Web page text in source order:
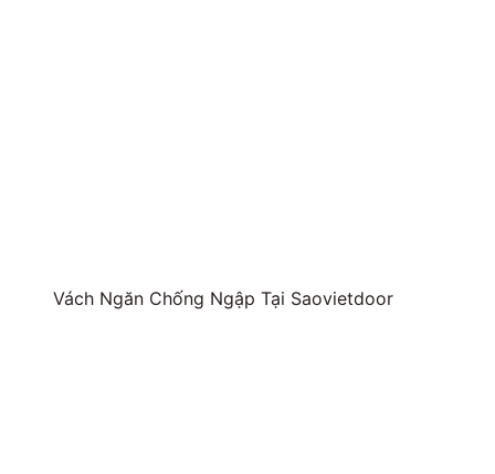
Vách Ngăn Chống Ngập Tại Saovietdoor